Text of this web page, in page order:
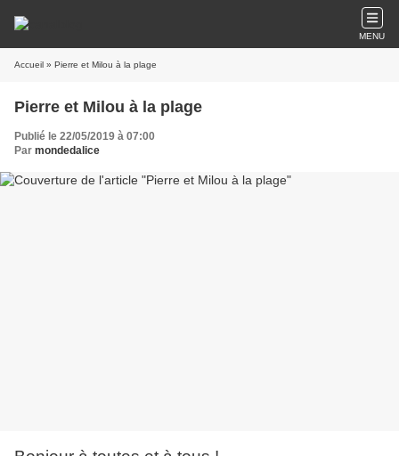
MENU
Accueil » Pierre et Milou à la plage
Pierre et Milou à la plage
Publié le 22/05/2019 à 07:00
Par mondedalice